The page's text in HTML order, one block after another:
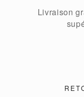
Livraison